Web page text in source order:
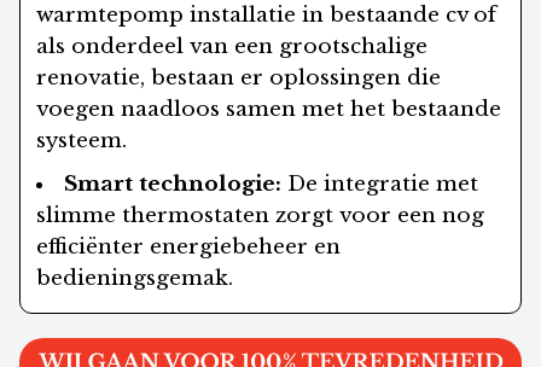
warmtepomp installatie in bestaande cv of
als onderdeel van een grootschalige
renovatie, bestaan er oplossingen die
voegen naadloos samen met het bestaande
systeem.
Smart technologie: De integratie met
slimme thermostaten zorgt voor een nog
efficiënter energiebeheer en
bedieningsgemak.